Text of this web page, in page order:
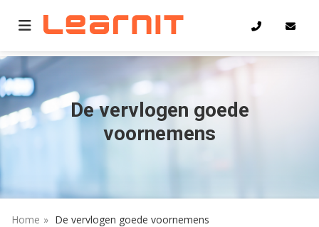
Home De vervlogen goede voornemens
De vervlogen goede
voornemens
Home De vervlogen goede voornemens